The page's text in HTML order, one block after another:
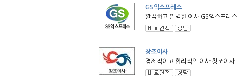
GS익스프레스
깔끔하고 완벽한 이사 GS익스프레스
창조이사
경제적이고 합리적인 이사 창조이사